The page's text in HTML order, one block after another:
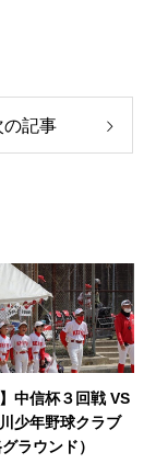
の記事
中信杯３回戦 VS
少年野球クラブ
ラウンド）